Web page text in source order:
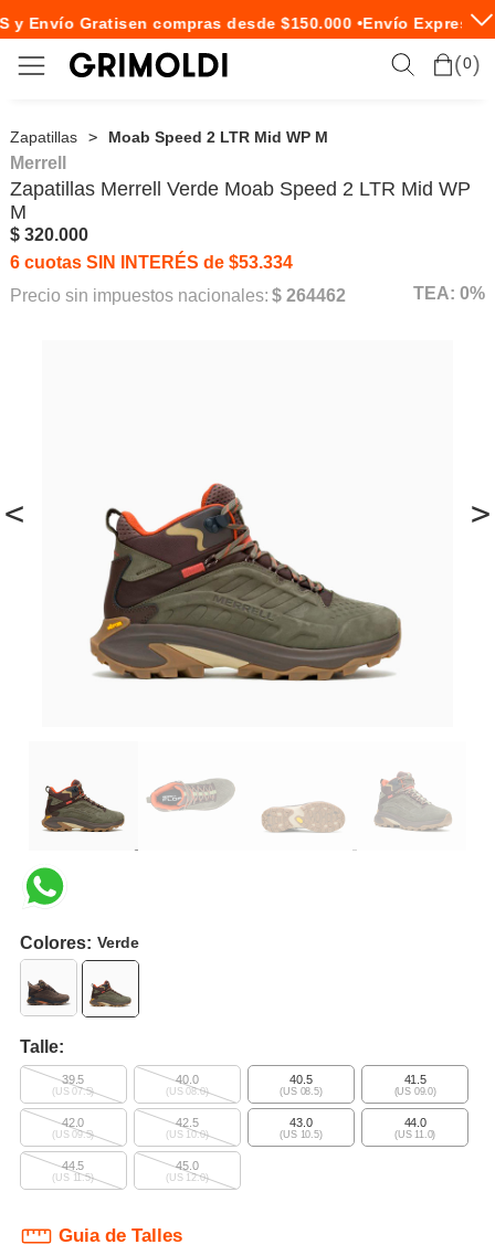
Envío Gratisen compras desde $150.000 •Envío Express en
0
Zapatillas Moab Speed 2 LTR Mid WP M
< >
Merrell
Zapatillas Merrell Verde Moab Speed 2 LTR Mid WP
M
$ 320.000
6 cuotas SIN INTERÉS de $53.334
Precio sin impuestos nacionales: $ 264462 TEA: 0%
Colores: Verde
Talle:
39.5
(US 07.5)
40.0
(US 08.0)
40.5
(US 08.5)
41.5
(US 09.0)
42.0
(US 09.5)
42.5
(US 10.0)
43.0
(US 10.5)
44.0
(US 11.0)
44.5
(US 11.5)
45.0
(US 12.0)
Guia de Talles